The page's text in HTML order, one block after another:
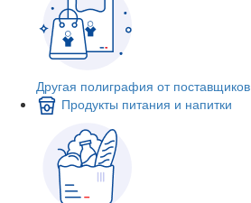
Другая полиграфия от поставщиков
Продукты питания и напитки